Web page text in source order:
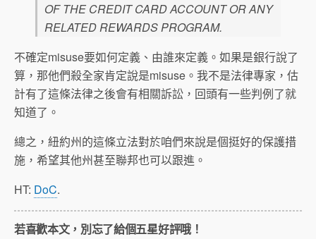
OF THE CREDIT CARD ACCOUNT OR ANY
RELATED REWARDS PROGRAM.
不確定misuse要如何定義、由誰來定義。如果是銀行說了
算，那他們殺全家肯定說是misuse。我不是法律專家，估
計有了這條法律之後會有相關訴訟，回頭有一些判例了就
知道了。
總之，紐約州的這條立法對於咱們來說是個挺好的保護措
施，希望其他州甚至聯邦也可以跟進。
HT: DoC.
若喜歡本文，別忘了給個五星好評哦！